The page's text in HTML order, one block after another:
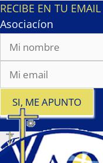
RECIBE EN TU EMAIL
Asociacíon
SI, ME APUNTO